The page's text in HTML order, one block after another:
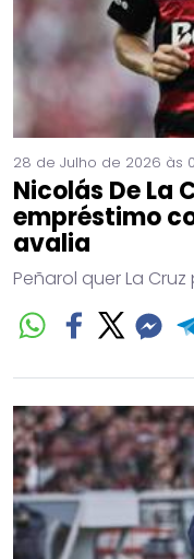
28 de Julho de 2026 às
Nicolás De La
empréstimo
avalia
Peñarol quer La